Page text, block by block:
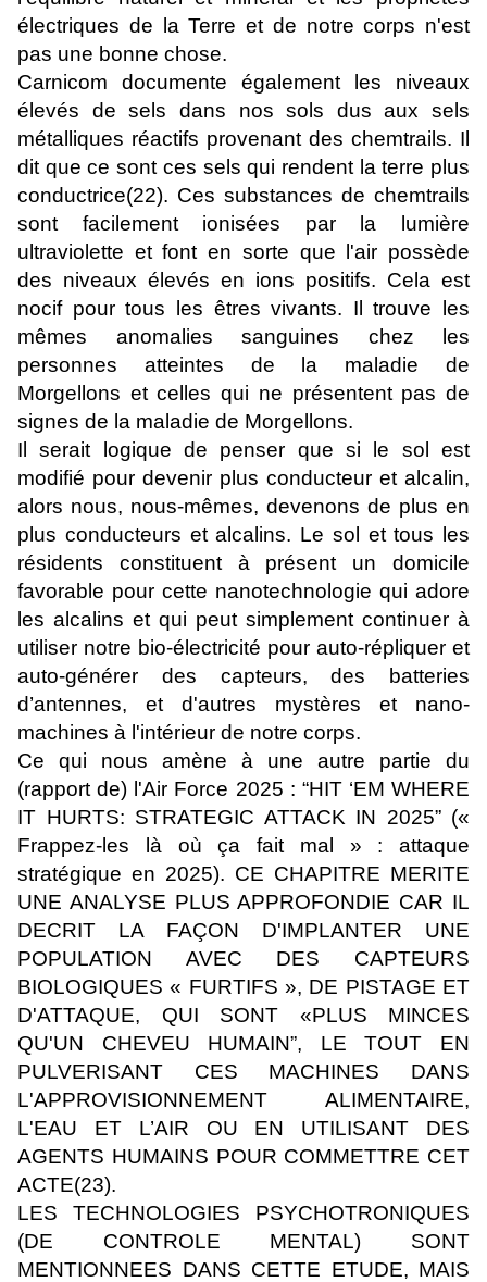
électriques de la Terre et de notre corps n'est
pas une bonne chose.
Carnicom documente également les niveaux
élevés de sels dans nos sols dus aux sels
métalliques réactifs provenant des chemtrails. Il
dit que ce sont ces sels qui rendent la terre plus
conductrice(22). Ces substances de chemtrails
sont facilement ionisées par la lumière
ultraviolette et font en sorte que l'air possède
des niveaux élevés en ions positifs. Cela est
nocif pour tous les êtres vivants. Il trouve les
mêmes anomalies sanguines chez les
personnes atteintes de la maladie de
Morgellons et celles qui ne présentent pas de
signes de la maladie de Morgellons.
Il serait logique de penser que si le sol est
modifié pour devenir plus conducteur et alcalin,
alors nous, nous-mêmes, devenons de plus en
plus conducteurs et alcalins. Le sol et tous les
résidents constituent à présent un domicile
favorable pour cette nanotechnologie qui adore
les alcalins et qui peut simplement continuer à
utiliser notre bio-électricité pour auto-répliquer et
auto-générer des capteurs, des batteries
d’antennes, et d'autres mystères et nano-
machines à l'intérieur de notre corps.
Ce qui nous amène à une autre partie du
(rapport de) l'Air Force 2025 : “HIT ‘EM WHERE
IT HURTS: STRATEGIC ATTACK IN 2025” («
Frappez-les là où ça fait mal » : attaque
stratégique en 2025). CE CHAPITRE MERITE
UNE ANALYSE PLUS APPROFONDIE CAR IL
DECRIT LA FAÇON D'IMPLANTER UNE
POPULATION AVEC DES CAPTEURS
BIOLOGIQUES « FURTIFS », DE PISTAGE ET
D'ATTAQUE, QUI SONT «PLUS MINCES
QU'UN CHEVEU HUMAIN”, LE TOUT EN
PULVERISANT CES MACHINES DANS
L'APPROVISIONNEMENT ALIMENTAIRE,
L'EAU ET L’AIR OU EN UTILISANT DES
AGENTS HUMAINS POUR COMMETTRE CET
ACTE(23).
LES TECHNOLOGIES PSYCHOTRONIQUES
(DE CONTROLE MENTAL) SONT
MENTIONNEES DANS CETTE ETUDE, MAIS